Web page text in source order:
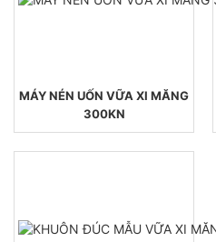
MÁY NÉN UỐN VỮA XI MĂNG
300KN